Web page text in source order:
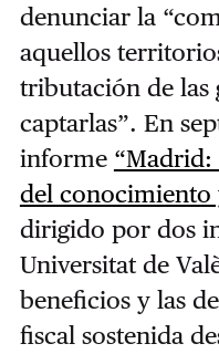
denunciar la “
aquellos
tributación de las
captarlas”. En
informe
del conocimiento
dirigido por dos
Universitat de
beneficios y las
fiscal sostenida